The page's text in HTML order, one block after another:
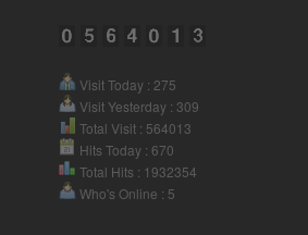
Consent Management Platform
eRecht24
Visit Today : 275
Visit Yesterday : 309
Total Visit : 564013
Hits Today : 670
Total Hits : 1932354
Who's Online : 5